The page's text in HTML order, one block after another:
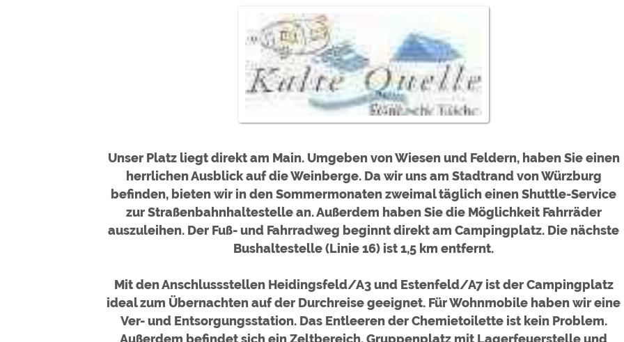
Unser Platz liegt direkt am Main. Umgeben von Wiesen und Feldern, haben Sie einen
herrlichen Ausblick auf die Weinberge. Da wir uns am Stadtrand von Würzburg
befinden, bieten wir in den Sommermonaten zweimal täglich einen Shuttle-Service
zur Straßenbahnhaltestelle an. Außerdem haben Sie die Möglichkeit Fahrräder
auszuleihen. Der Fuß- und Fahrradweg beginnt direkt am Campingplatz. Die nächste
Bushaltestelle (Linie 16) ist 1,5 km entfernt.
Mit den Anschlussstellen Heidingsfeld/A3 und Estenfeld/A7 ist der Campingplatz
ideal zum Übernachten auf der Durchreise geeignet. Für Wohnmobile haben wir eine
Ver- und Entsorgungsstation. Das Entleeren der Chemietoilette ist kein Problem.
Außerdem befindet sich ein Zeltbereich, Gruppenplatz mit Lagerfeuerstelle und
Um
Google reCAPTCHA (Formulare)
https://policies.google.com/privacy
Statistiken
Google Analytics
Marketing
Google AdSense
https://policies.google.com/privacy
Google Remarketing
https://policies.google.com/privacy
Die Cookieeinstellungen können jeder Zeit im Footer über "COOKIES" geändert